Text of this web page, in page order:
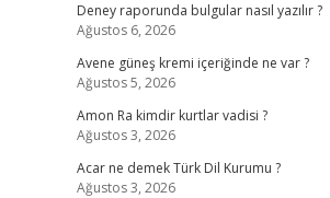
Deney raporunda bulgular nasıl yazılır ?
Ağustos 6, 2026
Avene güneş kremi içeriğinde ne var ?
Ağustos 5, 2026
Amon Ra kimdir kurtlar vadisi ?
Ağustos 3, 2026
Acar ne demek Türk Dil Kurumu ?
Ağustos 3, 2026